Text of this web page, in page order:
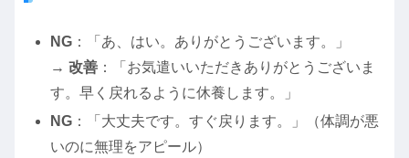
NG ：「あ、はい。ありがとうございます。」
→改善 ：「お気遣いいただきありがとうございま
す。早く戻れるように休養します。」
NG ：「大丈夫です。すぐ戻ります。」（体調が悪
いのに無理をアピール）